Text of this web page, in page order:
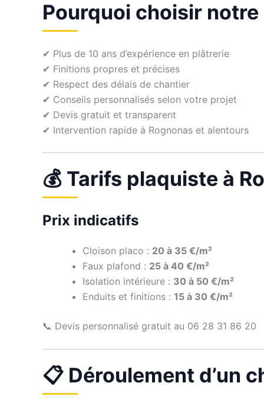
Pourquoi choisir
✔ Plus de 10 ans d’expérience en plâtrerie
✔ Finitions propres et précises
✔ Respect des délais de chantier
✔ Conseils personnalisés selon votre projet
✔ Devis gratuit et transparent
✔ Intervention rapide à Rognonas et alentours
💰 Tarifs plaquiste à
Prix indicatifs
Cloison placo : 20 à 35 €/m²
Faux plafond : 25 à 40 €/m²
Isolation intérieure : 30 à 50 €/m²
Enduits et finitions : 15 à 30 €/m²
📞 Devis personnalisé gratuit au 06 28 31 86 20
📋 Déroulement d’un